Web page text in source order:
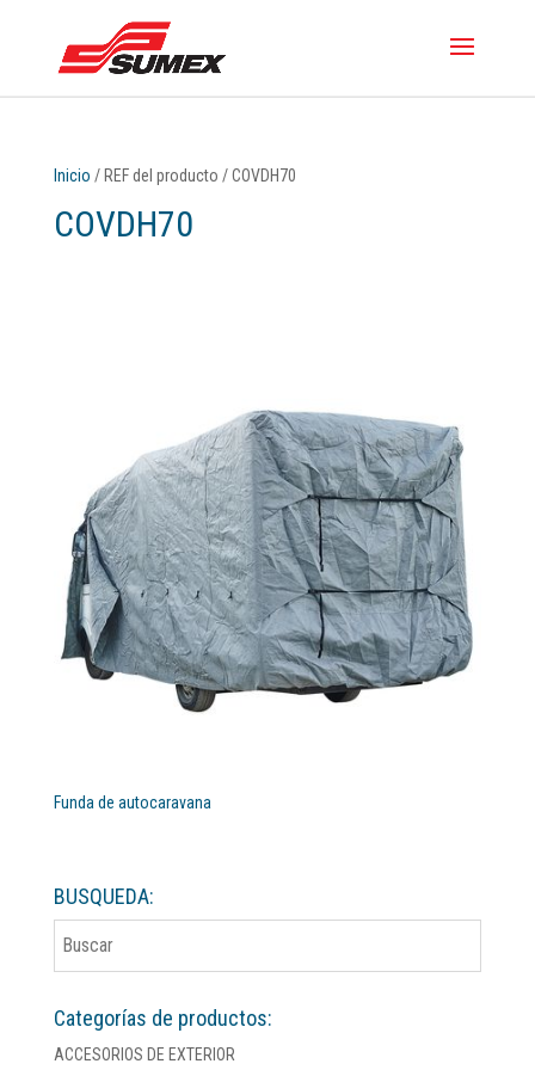
Inicio / REF del producto / COVDH70
COVDH70
Funda de autocaravana
BUSQUEDA:
Categorías de productos:
ACCESORIOS DE EXTERIOR